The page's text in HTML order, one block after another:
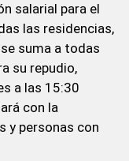
salarial para el
las residencias,
suma a todas
su repudio,
a las 15:30
con la
y personas con